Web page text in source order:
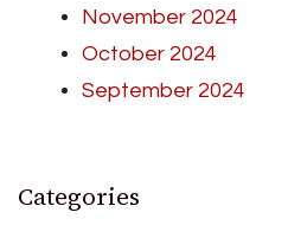
November 2024
October 2024
September 2024
Categories